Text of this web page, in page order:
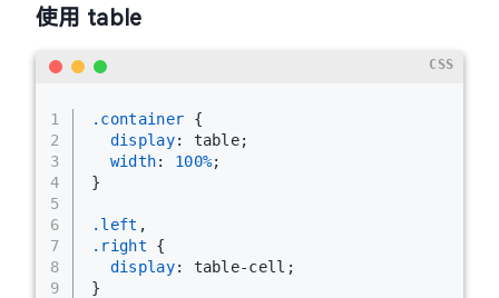
使用 table
1
2
3
4
5
6
7
8
9
.container {
display: table;
width: 100%;
}
.left ,
.right {
display: table-cell;
}
CSS